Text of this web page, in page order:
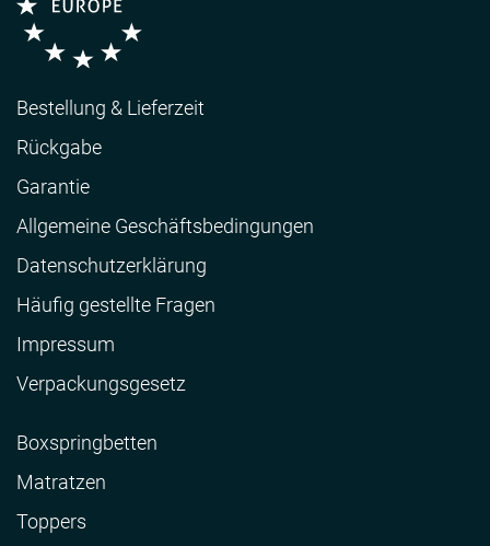
Bestellung & Lieferzeit
Rückgabe
Garantie
Allgemeine Geschäftsbedingungen
Datenschutzerklärung
Häufig gestellte Fragen
Impressum
Verpackungsgesetz
Boxspringbetten
Matratzen
Toppers